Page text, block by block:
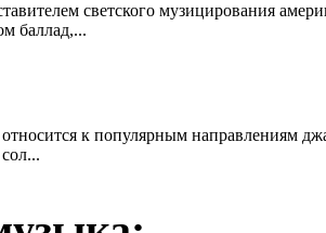
светского музицирования
баллад,...
к популярным направлениям